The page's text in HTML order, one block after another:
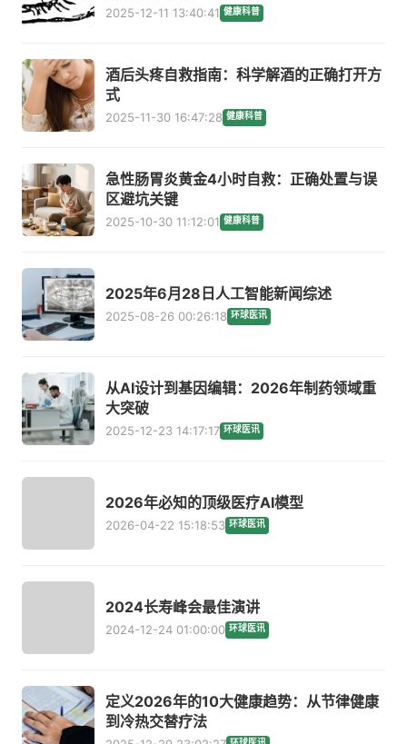
2025-12-11 13:40:41 健康科普
酒后头疼自救指南：科学解酒的正确打开方
式
2025-11-30 16:47:28 健康科普
急性肠胃炎黄金4小时自救：正确处置与误
区避坑关键
2025-10-30 11:12:01 健康科普
2025年6月28日人工智能新闻综述
2025-08-26 00:26:18 环球医讯
从AI设计到基因编辑：2026年制药领域重
大突破
2025-12-23 14:17:17 环球医讯
2026年必知的顶级医疗AI模型
2026-04-22 15:18:53 环球医讯
2024长寿峰会最佳演讲
2024-12-24 01:00:00 环球医讯
定义2026年的10大健康趋势：从节律健康
到冷热交替疗法